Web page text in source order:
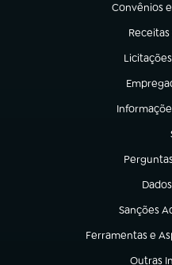
Convênios
(abre em
(abre
(abre em
(abre em
(abre em
(abre em
(abre
Sanções
(abre em
Ferramentas e
(abre em nova
Outras